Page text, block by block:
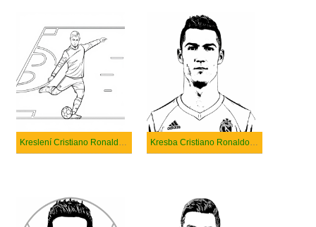
Kreslení Cristiano Ronaldo je úžasné zdarma Kresba Cristiano Ronaldo zdarma